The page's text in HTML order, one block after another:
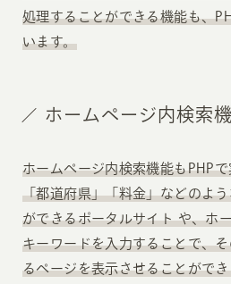
処理することができる機能も、
います。
ホームページ内検索
ホームページ内検索機能もPHP
「都道府県」「料金」などのよ
ができるポータルサイト や、ホ
キーワードを入力することで、
るページを表示させることができ